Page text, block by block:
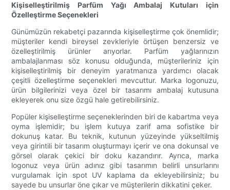
Kişiselleştirilmiş Parfüm Yağı Ambalaj Kutuları için
Özelleştirme Seçenekleri
Günümüzün rekabetçi pazarında kişiselleştirme çok önemlidir;
müşteriler kendi bireysel zevkleriyle örtüşen benzersiz ve
özelleştirilmiş ürünler arıyorlar. Parfüm yağlarınızın
ambalajlanması söz konusu olduğunda, müşterileriniz için
kişiselleştirilmiş bir deneyim yaratmanıza yardımcı olacak
çeşitli özelleştirme seçenekleri mevcuttur. Marka logonuzu,
ürün bilgilerinizi veya özel bir tasarımı ambalaj kutusuna
ekleyerek onu size özgü hale getirebilirsiniz.
Popüler kişiselleştirme seçeneklerinden biri de kabartma veya
oyma işlemidir; bu işlem kutuya zarif ama sofistike bir
dokunuş katar. Bu teknik, kutunun yüzeyinde yükseltilmiş
veya girintili bir tasarım oluşturmayı içerir ve ona dokunsal ve
görsel olarak çekici bir doku kazandırır. Ayrıca, marka
logonuz veya ürün adınız gibi tasarımın belirli unsurlarını
vurgulamak için spot UV kaplama da ekleyebilirsiniz; bu
sayede bu unsurlar öne çıkar ve müşterilerin dikkatini çeker.